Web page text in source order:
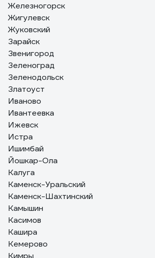
Железногорск
Жигулевск
Жуковский
Зарайск
Звенигород
Зеленоград
Зеленодольск
Златоуст
Иваново
Ивантеевка
Ижевск
Истра
Ишимбай
Йошкар-Ола
Калуга
Каменск-Уральский
Каменск-Шахтинский
Камышин
Касимов
Кашира
Кемерово
Кимры